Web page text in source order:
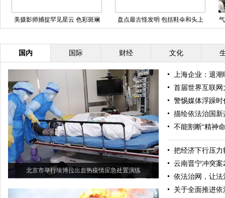
美摄影师捕捉罕见星云 色彩斑斓
形态各异
盘点最古怪发明 包括鞋伞和头上
卷纸机(组图)
国内 国际 财经 文化
北京市举行埃博拉出血热疫情应急处置演练
上海企业：退
首届世界互联
警惕媒体浮躁
描绘依法治国
不能割断“精神
把经济下行压
云南晋宁冲突
依法治网，让
关于全面推进